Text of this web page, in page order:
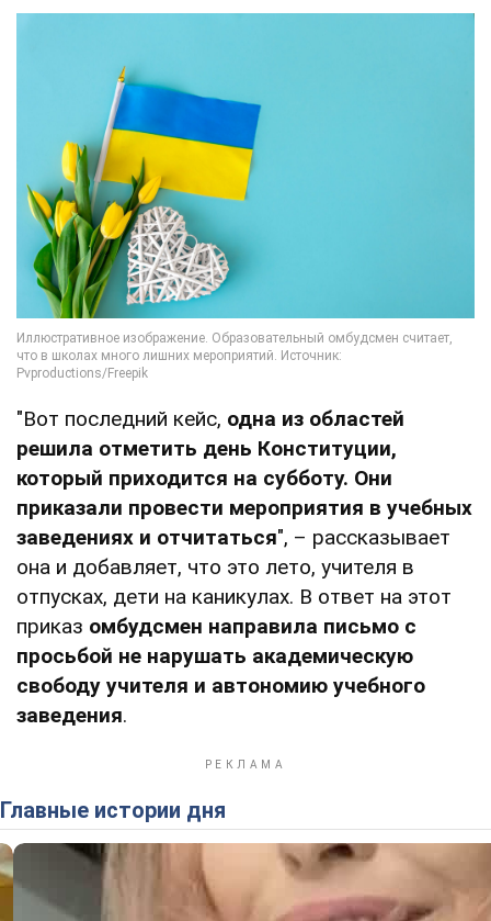
"Вот последний кейс, одна из областей
решила отметить день Конституции,
который приходится на субботу. Они
приказали провести мероприятия в учебных
заведениях и отчитаться", – рассказывает
она и добавляет, что это лето, учителя в
отпусках, дети на каникулах. В ответ на этот
приказ омбудсмен направила письмо с
просьбой не нарушать академическую
свободу учителя и автономию учебного
заведения.
Главные истории дня